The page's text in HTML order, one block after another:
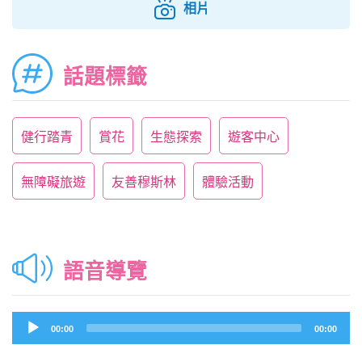
相片
話題標籤
健行踏青 賞花 生態探索 遊客中心
無障礙旅遊 友善穆斯林 體驗活動
語音導覽
Audio
Player
00:00 00:00